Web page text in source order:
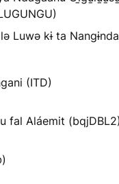
lə Luwə kɨ ta Nangɨnda
(ITD)
fal Aláemit (bqjDBL2)